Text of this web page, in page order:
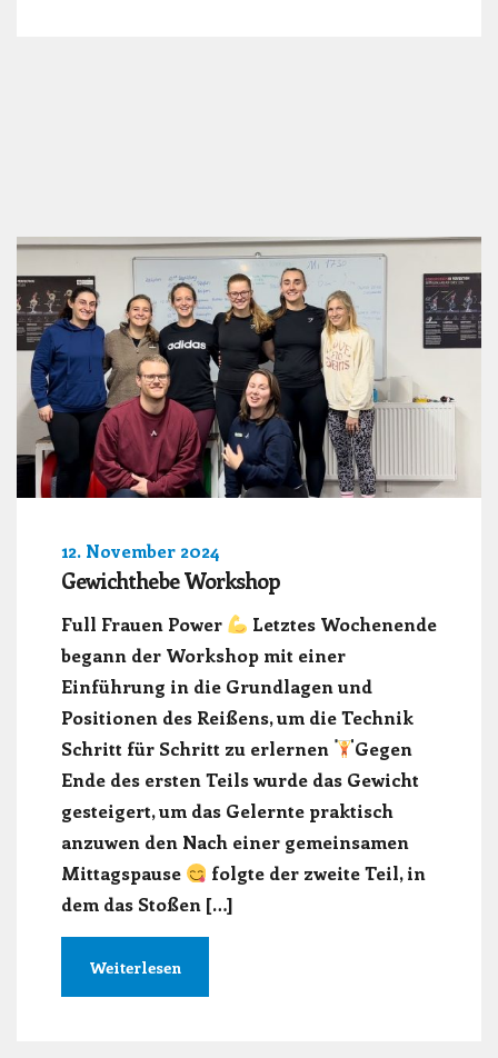
12. November 2024
Gewichthebe Workshop
Full Frauen Power
Letztes Wochenende
begann der Workshop mit einer
Einführung in die Grundlagen und
Positionen des Reißens, um die Technik
Schritt für Schritt zu erlernen
Gegen
Ende des ersten Teils wurde das Gewicht
gesteigert, um das Gelernte praktisch
anzuwen den Nach einer gemeinsamen
Mittagspause
folgte der zweite Teil, in
dem das Stoßen […]
Weiterlesen